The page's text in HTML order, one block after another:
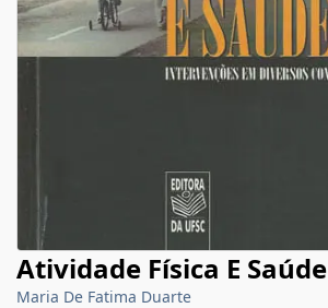
Atividade Física E Saúde
Maria De Fatima Duarte